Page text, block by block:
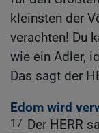
kleinsten der
verachten! Du
wie ein Adler,
Das sagt der
Edom wird
17 Der HERR